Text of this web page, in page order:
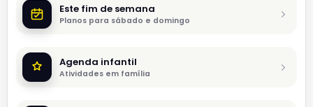
Este fim de semana
Planos para sábado e domingo
Agenda infantil
Atividades em família